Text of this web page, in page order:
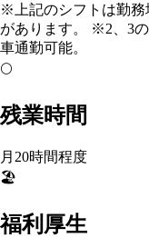
※上記のシフトは勤務
があります。 ※2、3
車通勤可能。
🌕
残業時間
月20時間程度
🏖️
福利厚生